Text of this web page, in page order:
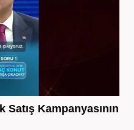
Satış Kampanyasının